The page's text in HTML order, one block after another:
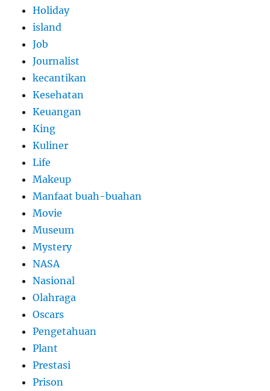
Holiday
island
Job
Journalist
kecantikan
Kesehatan
Keuangan
King
Kuliner
Life
Makeup
Manfaat buah-buahan
Movie
Museum
Mystery
NASA
Nasional
Olahraga
Oscars
Pengetahuan
Plant
Prestasi
Prison